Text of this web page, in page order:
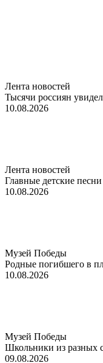
Лента новостей
Тысячи россиян
10.08.2026
Лента новостей
Главные детские
10.08.2026
Музей Победы
Родные погибшего в
10.08.2026
Музей Победы
Школьники из разных
09.08.2026